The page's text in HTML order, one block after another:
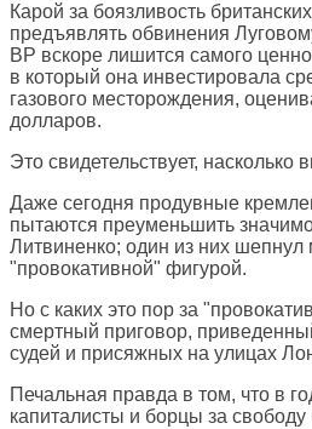
Карой за боязливость
предъявлять обвинения
BP вскоре лишится самого
в который она инвестировала
газового месторождения,
долларов.
Это свидетельствует, насколько
Даже сегодня продувные
пытаются преуменьшить
Литвиненко; один из них шепнул
"провокативной" фигурой.
Но с каких это пор за
смертный приговор,
судей и присяжных на улицах
Печальная правда в том, что в
капиталисты и борцы за